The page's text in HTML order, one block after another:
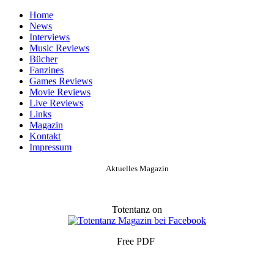
Home
News
Interviews
Music Reviews
Bücher
Fanzines
Games Reviews
Movie Reviews
Live Reviews
Links
Magazin
Kontakt
Impressum
Aktuelles Magazin
Totentanz on
Free PDF